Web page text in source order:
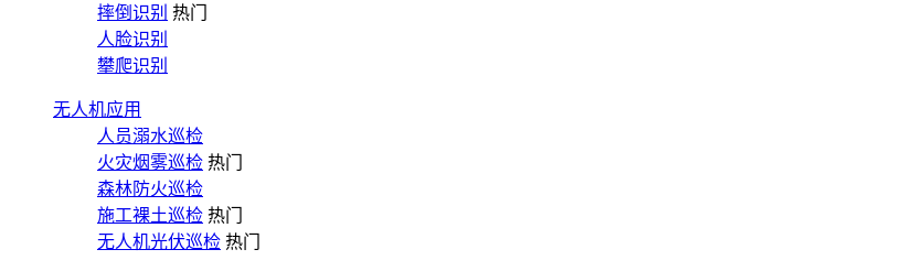
摔倒识别 热门
人脸识别
攀爬识别
无人机应用
人员溺水巡检
火灾烟雾巡检 热门
森林防火巡检
施工裸土巡检 热门
无人机光伏巡检 热门